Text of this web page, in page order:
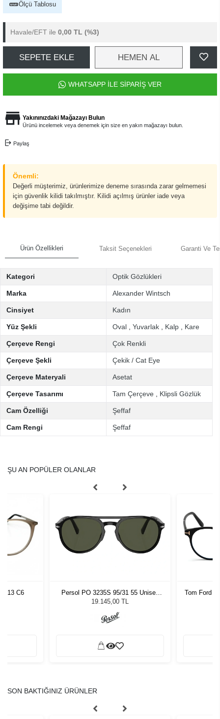
Ölçü Tablosu
Havale/EFT ile 0,00 TL (%3)
SEPETE EKLE HEMEN AL
WHATSAPP İLE SİPARİŞ VER
Yakınınızdaki Mağazayı Bulun
Ürünü incelemek veya denemek için size en yakın mağazayı bulun.
Paylaş
Önemli:
Değerli müşterimiz, ürünlerimize deneme sırasında zarar gelmemesi
için güvenlik kilidi takılmıştır. Kilidi açılmış ürünler iade veya
değişime tabi değildir.
Ürün Özellikleri Taksit Seçenekleri Garanti Ve
Kategori Optik Gözlükleri
Marka Alexander Wintsch
Cinsiyet Kadın
Yüz Şekli Oval Yuvarlak Kalp Kare
Çerçeve Rengi Çok Renkli
Çerçeve Şekli Çekik / Cat Eye
Çerçeve Materyali Asetat
Çerçeve Tasarımı Tam Çerçeve Klipsli Gözlük
Cam Özelliği Şeffaf
Cam Rengi Şeffaf
ŞU AN POPÜLER OLANLAR
C6
Persol PO 3235S 95/31 55 Unisex
Güneş Gözlüğü
19.145,00 TL
Tom Ford
SON BAKTIĞINIZ ÜRÜNLER